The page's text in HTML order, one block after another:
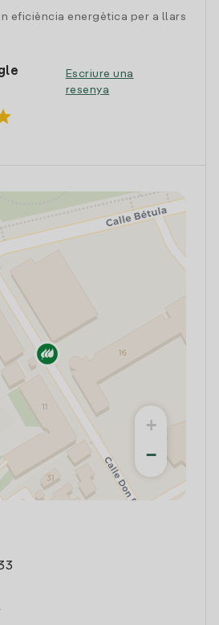
eficiència energètica per a llars
Escriure una
resenya
+
−